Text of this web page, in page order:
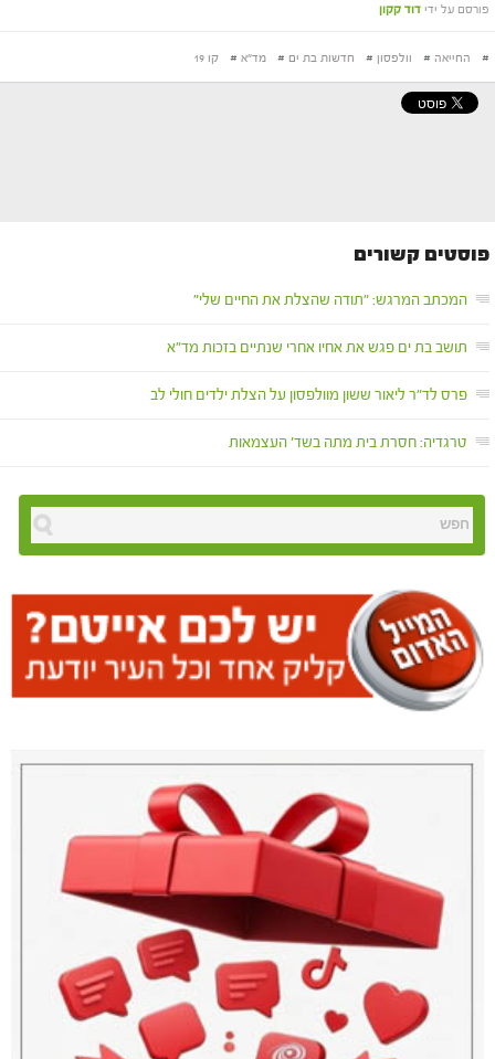
פורסם על ידי דוד קקון
# החייאה # וולפסון # חדשות בת ים # מד"א # קו 19
פוסטים קשורים
המכתב המרגש: "תודה שהצלת את החיים שלי"
תושב בת ים פגש את אחיו אחרי שנתיים בזכות מד"א
פרס לד"ר ליאור ששון מוולפסון על הצלת ילדים חולי לב
טרגדיה: חסרת בית מתה בשד' העצמאות